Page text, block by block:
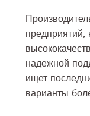
предприятий,
надежной
ищет
варианты